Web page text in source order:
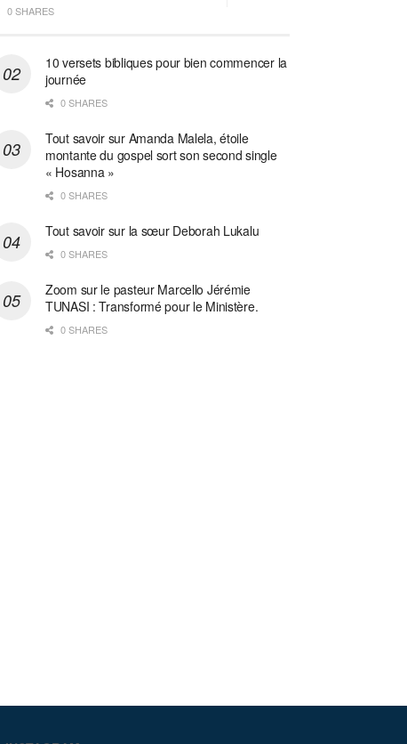
0 SHARES
10 versets bibliques pour bien commencer la
journée
0 SHARES
Tout savoir sur Amanda Malela, étoile
montante du gospel sort son second single
« Hosanna »
0 SHARES
Tout savoir sur la sœur Deborah Lukalu
0 SHARES
Zoom sur le pasteur Marcello Jérémie
TUNASI : Transformé pour le Ministère.
0 SHARES